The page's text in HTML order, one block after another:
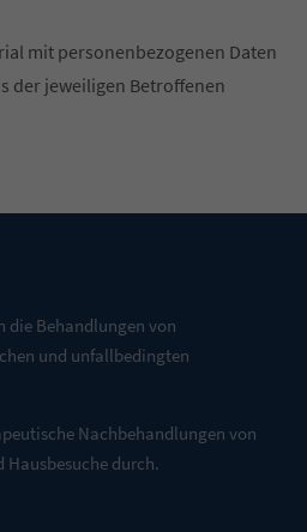
mit personenbezogenen Daten
der jeweiligen Betroffenen
die Behandlungen von
und unfallbedingten
Nachbehandlungen von
durch.